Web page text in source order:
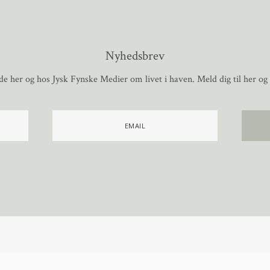
Nyhedsbrev
her og hos Jysk Fynske Medier om livet i haven. Meld dig til her og